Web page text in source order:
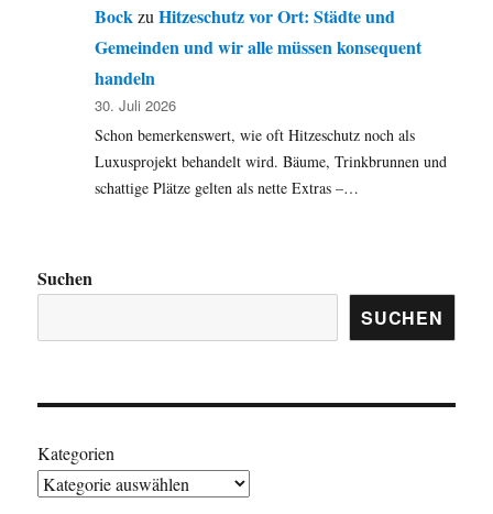
BockzuHitzeschutz vor Ort: Städte und
Gemeinden und wir alle müssen konsequent
handeln
30. Juli 2026
Schon bemerkenswert, wie oft Hitzeschutz noch als
Luxusprojekt behandelt wird. Bäume, Trinkbrunnen und
schattige Plätze gelten als nette Extras –…
Suchen
SUCHEN
Kategorien